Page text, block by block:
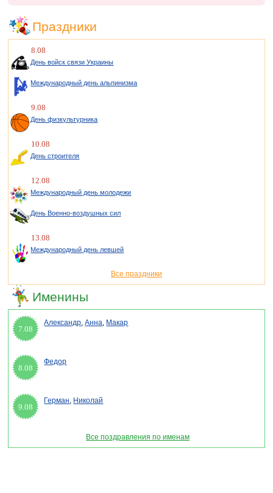
Праздники
8.08
День войск связи Украины
Международный день альпинизма
9.08
День физкультурника
10.08
День строителя
12.08
Международный день молодежи
День Военно-воздушных сил
13.08
Международный день левшей
Все праздники
Именины
7.08
Александр,Анна, Макар
8.08
Федор
9.08
Герман, Николай
Все поздравления по именам